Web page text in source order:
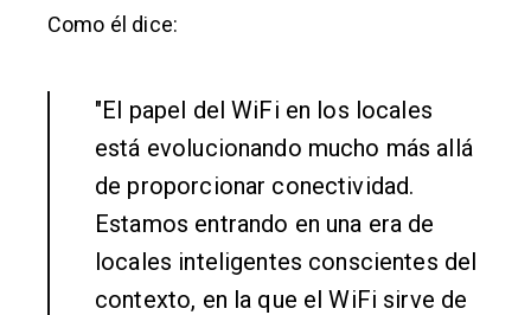
Como él dice:
"El papel del WiFi en los locales
está evolucionando mucho más allá
de proporcionar conectividad.
Estamos entrando en una era de
locales inteligentes conscientes del
contexto, en la que el WiFi sirve de